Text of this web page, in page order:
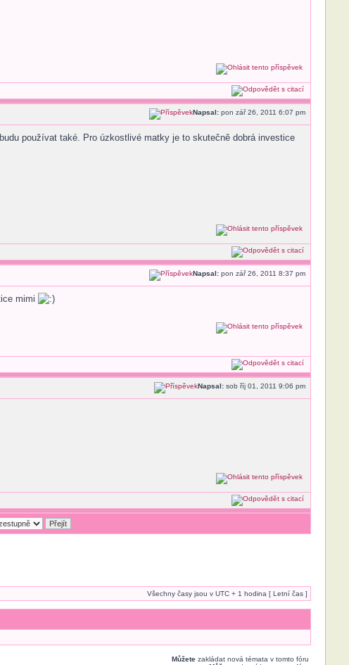
Napsal:pon zář 26, 2011 6:07 pm
používat také. Pro úzkostlivé matky je to skutečně dobrá investice
Napsal:pon zář 26, 2011 8:37 pm
mimi
Napsal:sob říj 01, 2011 9:06 pm
Všechny časy jsou v UTC + 1 hodina [ Letní čas ]
Můžetezakládat nová témata v tomto fóru